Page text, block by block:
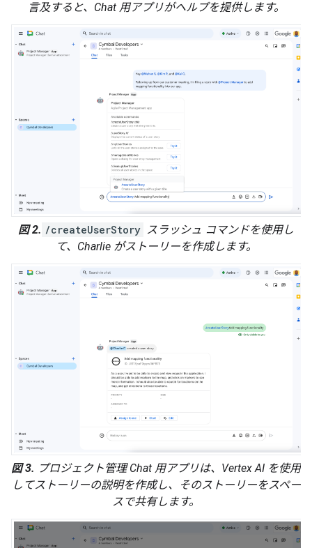
言及すると、Chat 用アプリがヘルプを提供します。
図 2. /createUserStory スラッシュ コマンドを使用し
て、Charlie がストーリーを作成します。
図 3. プロジェクト管理 Chat 用アプリは、Vertex AI を使用
してストーリーの説明を作成し、そのストーリーをスペー
スで共有します。